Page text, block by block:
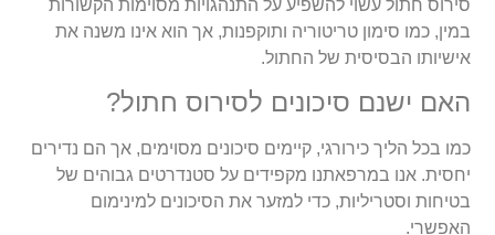
סירוס חתול עשוי להשפיע על התנהגויות מסוימות הקשורות
במין, כמו סימון טריטוריה ותוקפנות, אך הוא אינו משנה את
אישיותו הבסיסית של החתול.
האם ישנם סיכונים לסירוס חתול?
כמו בכל הליך כירורגי, קיימים סיכונים מסוימים, אך הם נדירים
יחסית. אנו במרפאתנו מקפידים על סטנדרטים גבוהים של
בטיחות וסטריליות, כדי למזער את הסיכונים למינימום
האפשרי.